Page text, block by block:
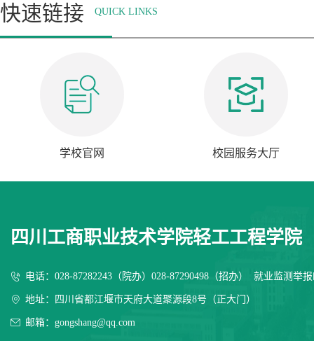
快速链接 QUICK LINKS
学校官网 校园服务大厅
四川工商职业技术学院轻工工程学院
电话：028-87282243（院办）028-87290498（招办） 就业监测举报
地址：四川省都江堰市天府大道聚源段8号（正大门）
邮箱：gongshang@qq.com